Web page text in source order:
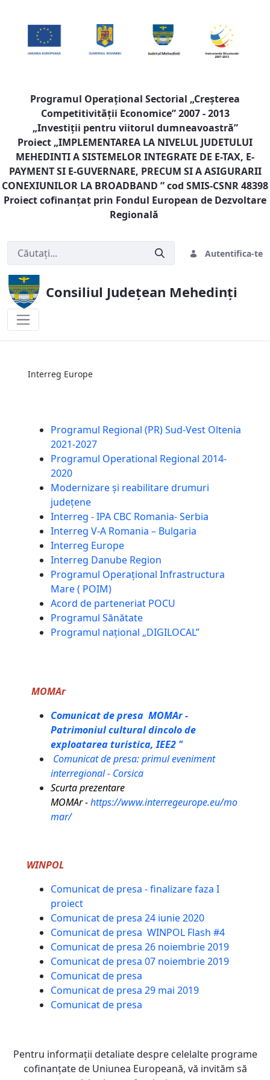
Programul Operaţional Sectorial „Creşterea
Competitivităţii Economice” 2007 - 2013
„Investiţii pentru viitorul dumneavoastră”
Proiect „IMPLEMENTAREA LA NIVELUL JUDETULUI
MEHEDINTI A SISTEMELOR INTEGRATE DE E-TAX, E-
PAYMENT SI E-GUVERNARE, PRECUM SI A ASIGURARII
CONEXIUNILOR LA BROADBAND ” cod SMIS-CSNR 48398
Proiect cofinanţat prin Fondul European de Dezvoltare
Regională
Autentifica-te
Consiliul Județean Mehedinți
Interreg Europe
Programul Regional (PR) Sud-Vest Oltenia
2021-2027
Programul Operational Regional 2014-
2020
Modernizare și reabilitare drumuri
județene
Interreg - IPA CBC Romania- Serbia
Interreg V-A Romania – Bulgaria
Interreg Europe
Interreg Danube Region
Programul Operațional Infrastructura
Mare ( POIM)
Acord de parteneriat POCU
Programul Sănătate
Programul național „DIGILOCAL”
MOMAr
Comunicat de presa MOMAr -
Patrimoniul cultural dincolo de
exploatarea turistica, IEE2 "
Comunicat de presa: primul eveniment
interregional - Corsica
Scurta prezentare
MOMAr-https://www.interregeurope.eu/mo
mar/
WINPOL
Comunicat de presa - finalizare faza I
proiect
Comunicat de presa 24 iunie 2020
Comunicat de presa WINPOL Flash #4
Comunicat de presa 26 noiembrie 2019
Comunicat de presa 07 noiembrie 2019
Comunicat de presa
Comunicat de presa 29 mai 2019
Comunicat de presa
Pentru informaţii detaliate despre celelalte programe
cofinanţate de Uniunea Europeană, vă invităm să